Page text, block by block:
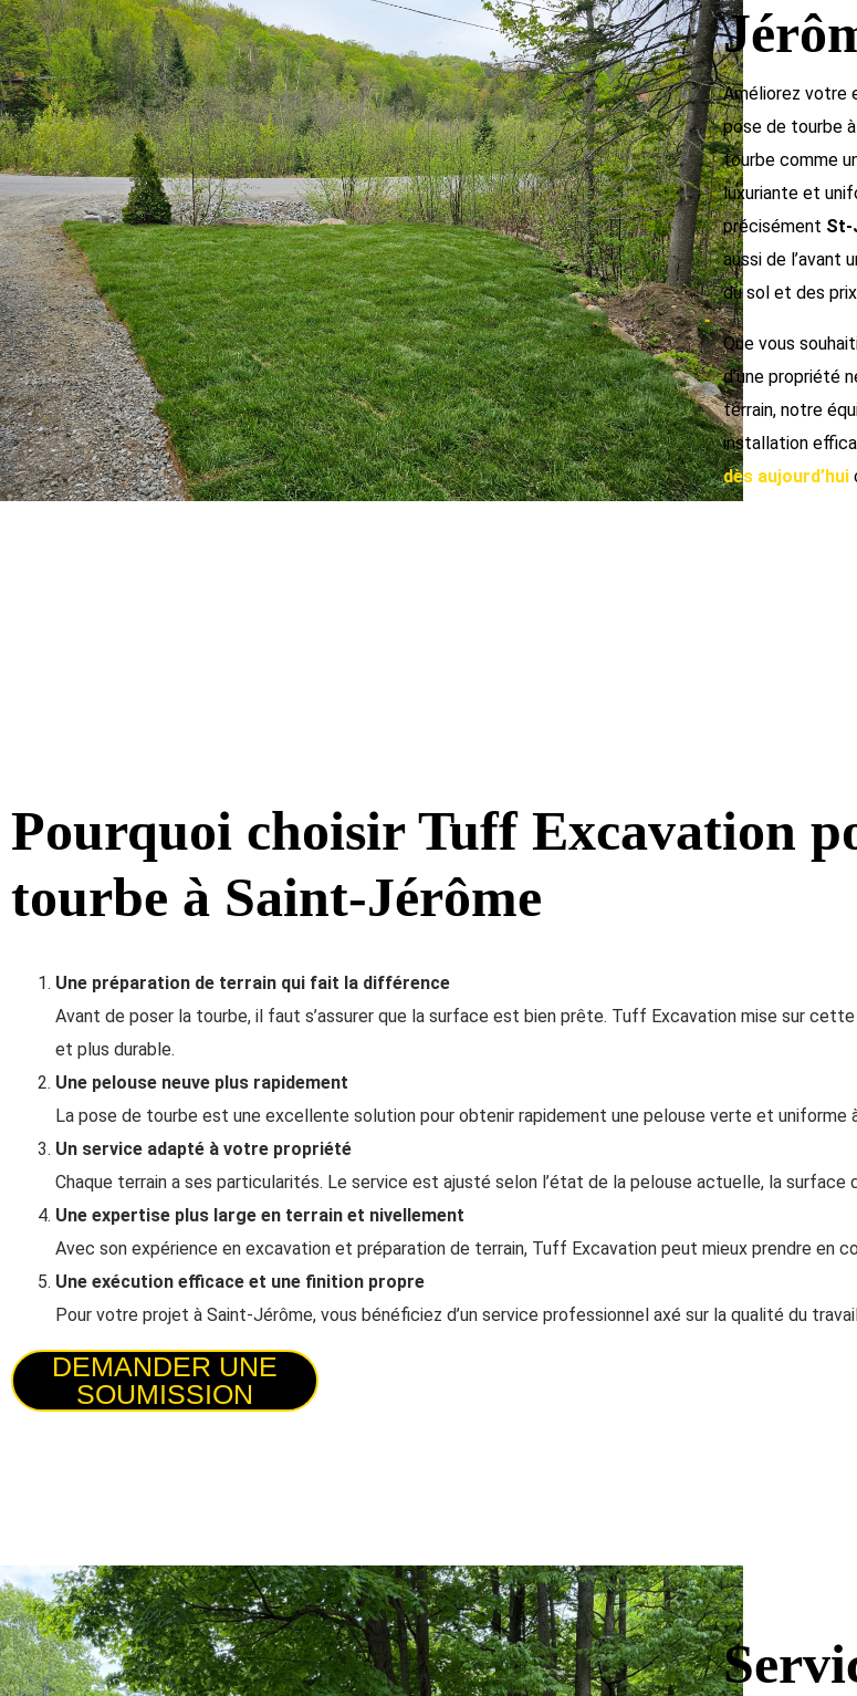
Améliorez votre
pose de tourbe
tourbe comme
luxuriante et
précisément St-
aussi de l’avant
du sol et des
Que vous
d’une propriété
terrain, notre
installation
dès aujourd’hui
Pourquoi choisir Tuff Excavation
tourbe à Saint-Jérôme
Une préparation de terrain qui fait la différence
Avant de poser la tourbe, il faut s’assurer que la surface est bien prête. Tuff Excavation mise sur
et plus durable.
Une pelouse neuve plus rapidement
La pose de tourbe est une excellente solution pour obtenir rapidement une pelouse verte et uniforme
Un service adapté à votre propriété
Chaque terrain a ses particularités. Le service est ajusté selon l’état de la pelouse actuelle, la
Une expertise plus large en terrain et nivellement
Avec son expérience en excavation et préparation de terrain, Tuff Excavation peut mieux prendre en
Une exécution efficace et une finition propre
Pour votre projet à Saint-Jérôme, vous bénéficiez d’un service professionnel axé sur la qualité du
DEMANDER UNE
SOUMISSION